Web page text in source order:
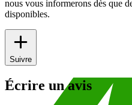
nous vous informerons dès que
disponibles.
Suivre
Écrire un avis